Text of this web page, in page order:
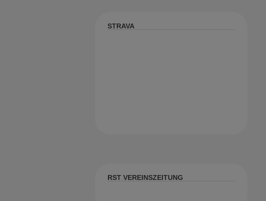
STRAVA
RST VEREINSZEITUNG